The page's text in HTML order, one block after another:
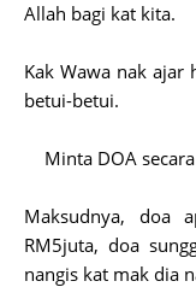
Allah bagi kat kita.
Kak Wawa nak ajar
betui-betui.
Minta DOA secara
Maksudnya, doa
RM5juta, doa
nangis kat mak dia